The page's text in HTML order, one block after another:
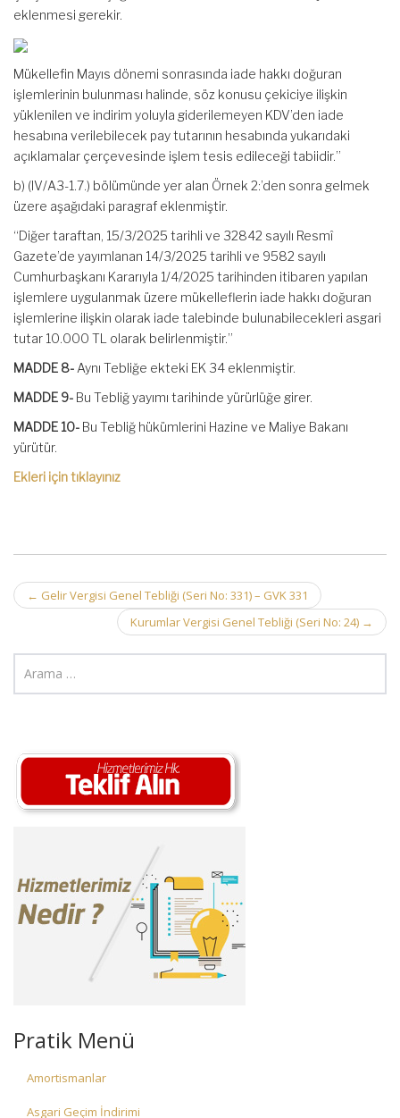
eklenmesi gerekir.
Mükellefin Mayıs dönemi sonrasında iade hakkı doğuran
işlemlerinin bulunması halinde, söz konusu çekiciye ilişkin
yüklenilen ve indirim yoluyla giderilemeyen KDV’den iade
hesabına verilebilecek pay tutarının hesabında yukarıdaki
açıklamalar çerçevesinde işlem tesis edileceği tabiidir.”
b) (IV/A3-1.7.) bölümünde yer alan Örnek 2:’den sonra gelmek
üzere aşağıdaki paragraf eklenmiştir.
“Diğer taraftan, 15/3/2025 tarihli ve 32842 sayılı Resmî
Gazete’de yayımlanan 14/3/2025 tarihli ve 9582 sayılı
Cumhurbaşkanı Kararıyla 1/4/2025 tarihinden itibaren yapılan
işlemlere uygulanmak üzere mükelleflerin iade hakkı doğuran
işlemlerine ilişkin olarak iade talebinde bulunabilecekleri asgari
tutar 10.000 TL olarak belirlenmiştir.”
MADDE 8- Aynı Tebliğe ekteki EK 34 eklenmiştir.
MADDE 9- Bu Tebliğ yayımı tarihinde yürürlüğe girer.
MADDE 10- Bu Tebliğ hükümlerini Hazine ve Maliye Bakanı
yürütür.
Ekleri için tıklayınız
Post
navigation
← Gelir Vergisi Genel Tebliği (Seri No: 331) – GVK 331
Kurumlar Vergisi Genel Tebliği (Seri No: 24) →
Pratik Menü
Amortismanlar
Asgari Geçim İndirimi